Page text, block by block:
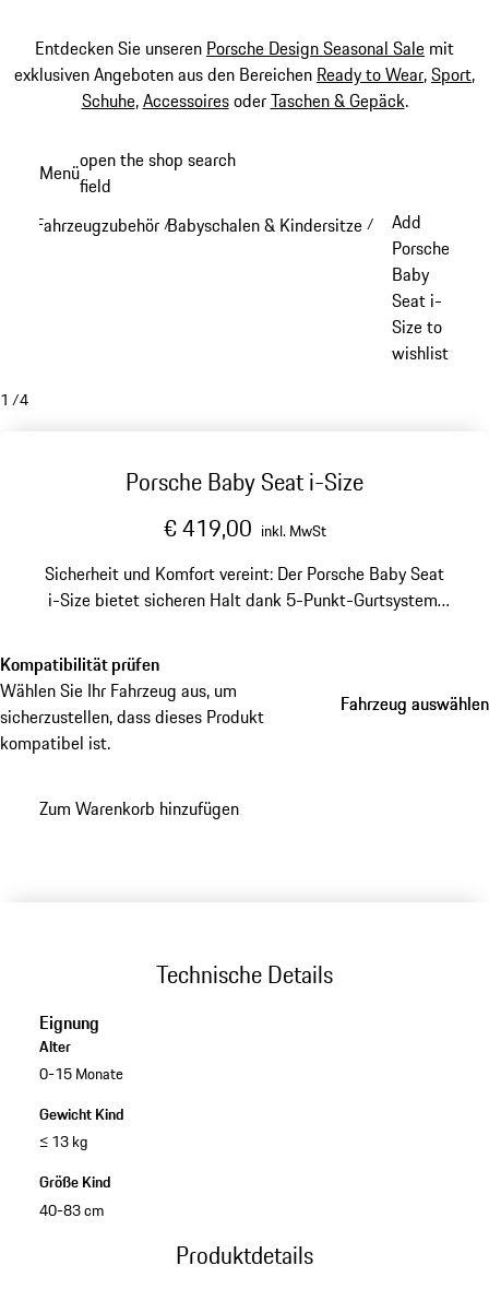
Entdecken Sie unseren Porsche Design Seasonal Sale mit
exklusiven Angeboten aus den Bereichen Ready to Wear,Sport,
Schuhe,AccessoiresoderTaschen & Gepäck.
Hauptinhalt
Menüopen the shop search
field
Fahrzeugzubehör /Babyschalen & Kindersitze /
Add
Porsche
Baby
Seat i-
Size to
wishlist
1 /4
Porsche Baby Seat i-Size
€ 419,00 inkl. MwSt
Sicherheit und Komfort vereint: Der Porsche Baby Seat
i-Size bietet sicheren Halt dank 5-Punkt-Gurtsystem.
herausnehmbaren Neugeborenen-Einsatz für Babys von
40 cm bis 83 cm (bis 15 Monate).
Kompatibilität prüfen
Wählen Sie Ihr Fahrzeug aus, um
sicherzustellen, dass dieses Produkt
kompatibel ist.
Fahrzeug auswählen
Fahrzeug auswählen
Zum Warenkorb hinzufügen
Technische Details
Eignung
Alter
0-15 Monate
Gewicht Kind
≤ 13 kg
Größe Kind
40-83 cm
Produktdetails